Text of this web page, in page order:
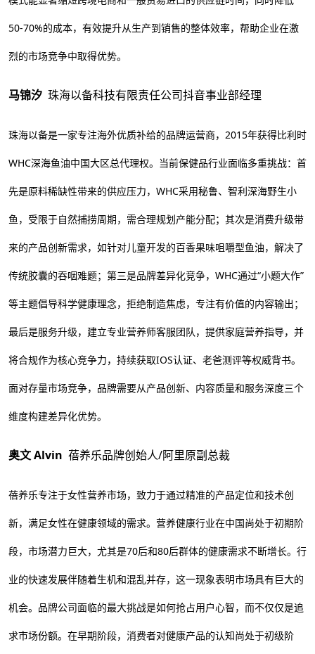
50-70%的成本，有效提升从生产到销售的整体效率，帮助企业在激
烈的市场竞争中取得优势。
马锦汐 珠海以备科技有限责任公司抖音事业部经理
珠海以备是一家专注海外优质补给的品牌运营商，2015年获得比利时
WHC深海鱼油中国大区总代理权。当前保健品行业面临多重挑战：首
先是原料稀缺性带来的供应压力，WHC采用秘鲁、智利深海野生小
鱼，受限于自然捕捞周期，需合理规划产能分配；其次是消费升级带
来的产品创新需求，如针对儿童开发的百香果味咀嚼型鱼油，解决了
传统胶囊的吞咽难题；第三是品牌差异化竞争，WHC通过“小题大作”
等主题倡导科学健康理念，拒绝制造焦虑，专注有价值的内容输出；
最后是服务升级，建立专业营养师客服团队，提供家庭营养指导，并
将合规作为核心竞争力，持续获取IOS认证、老爸测评等权威背书。
面对存量市场竞争，品牌需要从产品创新、内容质量和服务深度三个
维度构建差异化优势。
奥文 Alvin 蓓养乐品牌创始人/阿里原副总裁
蓓养乐专注于女性营养市场，致力于通过精准的产品定位和技术创
新，满足女性在健康领域的需求。营养健康行业在中国尚处于初期阶
段，市场潜力巨大，尤其是70后和80后群体的健康需求不断增长。行
业的快速发展伴随着生机和混乱并存，这一现象表明市场具有巨大的
机会。品牌公司面临的最大挑战是如何抢占用户心智，而不仅仅是追
求市场份额。在早期阶段，消费者对健康产品的认知尚处于初级阶